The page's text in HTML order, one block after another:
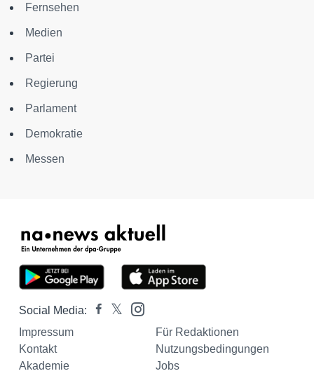
Fernsehen
Medien
Partei
Regierung
Parlament
Demokratie
Messen
Social Media:
Impressum
Für Redaktionen
Kontakt
Nutzungsbedingungen
Akademie
Jobs